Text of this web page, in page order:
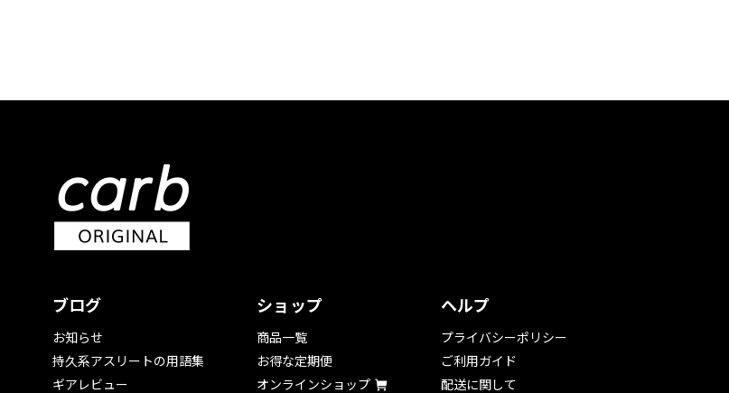
ブログ
お知らせ
持久系アスリートの用語集
ギアレビュー
ショップ
商品一覧
お得な定期便
オンラインショップ
ヘルプ
プライバシーポリシー
ご利用ガイド
配送に関して